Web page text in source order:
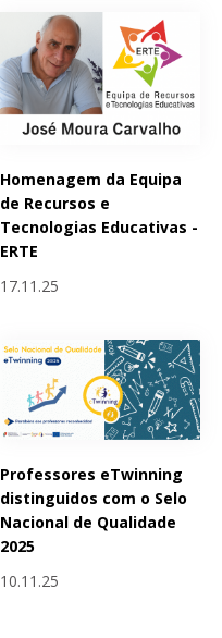
Homenagem da Equipa
de Recursos e
Tecnologias Educativas -
ERTE
17.11.25
Professores eTwinning
distinguidos com o Selo
Nacional de Qualidade
2025
10.11.25